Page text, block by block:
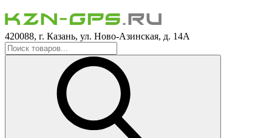
420088, г. Казань, ул. Ново-Азинская, д. 14А